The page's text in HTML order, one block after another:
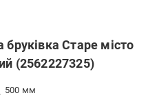
Старе місто
(2562227325)
500 мм